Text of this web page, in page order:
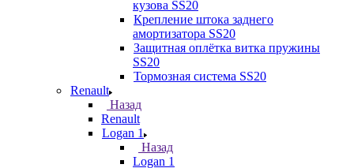
кузова SS20
Крепление штока заднего
амортизатора SS20
Защитная оплётка витка пружины
SS20
Тормозная система SS20
Renault
Назад
Renault
Logan 1
Назад
Logan 1